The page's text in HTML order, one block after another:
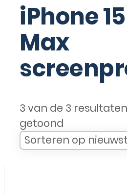
iPhone
Max
3 van de 3
getoond
Sort Products
Sort content
Sorteren op
Sort content